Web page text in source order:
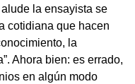
la ensayista se
cotidiana que hacen
la
Ahora bien: es errado,
en algún modo